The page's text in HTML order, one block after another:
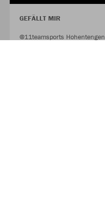
GEFÄLLT MIR
@11teamsports Hohentengen